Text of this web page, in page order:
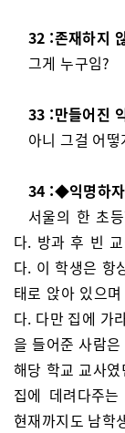
32 :존재하지
그게 누구임?
33 :만들어진
아니 그걸 어
34 :◆익명하
서울의 한 초
다. 방과 후 빈
다. 이 학생은 항
태로 앉아 있으
다. 다만 집에 가
을 들어준 사람
해당 학교 교사
집에 데려다주
현재까지도 남학